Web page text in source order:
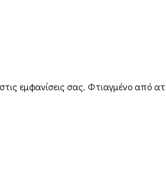
εμφανίσεις σας. Φτιαγμένο από